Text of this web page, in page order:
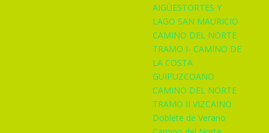
AIGÜESTORTES Y
LAGO SAN MAURICIO
CAMINO DEL NORTE
TRAMO I- CAMINO DE
LA COSTA
GUIPUZCOANO
CAMINO DEL NORTE
TRAMO II VIZCAINO
Doblete de Verano